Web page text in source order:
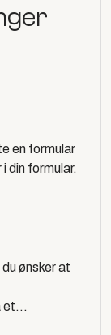
en formular
din formular.
ønsker at
et...